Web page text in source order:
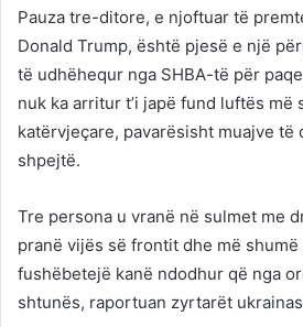
Pauza tre-ditore, e njoftuar të
Donald Trump, është pjesë e një
të udhëhequr nga SHBA-të për
nuk ka arritur t’i japë fund luftës më
katërvjeçare, pavarësisht muajve të
shpejtë.
Tre persona u vranë në sulmet me
pranë vijës së frontit dhe më
fushëbetejë kanë ndodhur që nga
shtunës, raportuan zyrtarët